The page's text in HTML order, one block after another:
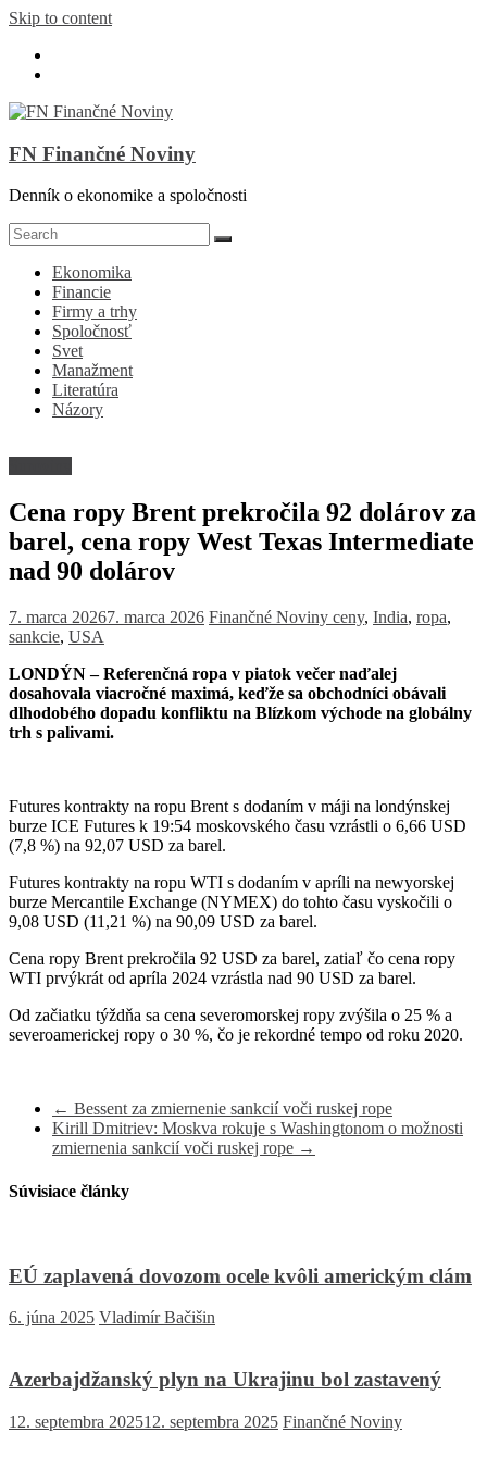
Skip to content
FN Finančné Noviny
Denník o ekonomike a spoločnosti
Ekonomika
Financie
Firmy a trhy
Spoločnosť
Svet
Manažment
Literatúra
Názory
Cena ropy Brent prekročila 92 dolárov za
barel, cena ropy West Texas Intermediate
nad 90 dolárov
7. marca 20267. marca 2026 Finančné Noviny ceny, India, ropa,
sankcie, USA
LONDÝN – Referenčná ropa v piatok večer naďalej
dosahovala viacročné maximá, keďže sa obchodníci obávali
dlhodobého dopadu konfliktu na Blízkom východe na globálny
trh s palivami.
Futures kontrakty na ropu Brent s dodaním v máji na londýnskej
burze ICE Futures k 19:54 moskovského času vzrástli o 6,66 USD
(7,8 %) na 92,07 USD za barel.
Futures kontrakty na ropu WTI s dodaním v apríli na newyorskej
burze Mercantile Exchange (NYMEX) do tohto času vyskočili o
9,08 USD (11,21 %) na 90,09 USD za barel.
Cena ropy Brent prekročila 92 USD za barel, zatiaľ čo cena ropy
WTI prvýkrát od apríla 2024 vzrástla nad 90 USD za barel.
Od začiatku týždňa sa cena severomorskej ropy zvýšila o 25 % a
severoamerickej ropy o 30 %, čo je rekordné tempo od roku 2020.
← Bessent za zmiernenie sankcií voči ruskej rope
Kirill Dmitriev: Moskva rokuje s Washingtonom o možnosti
zmiernenia sankcií voči ruskej rope →
Súvisiace články
EÚ zaplavená dovozom ocele kvôli americkým clám
6. júna 2025 Vladimír Bačišin
Azerbajdžanský plyn na Ukrajinu bol zastavený
12. septembra 202512. septembra 2025 Finančné Noviny